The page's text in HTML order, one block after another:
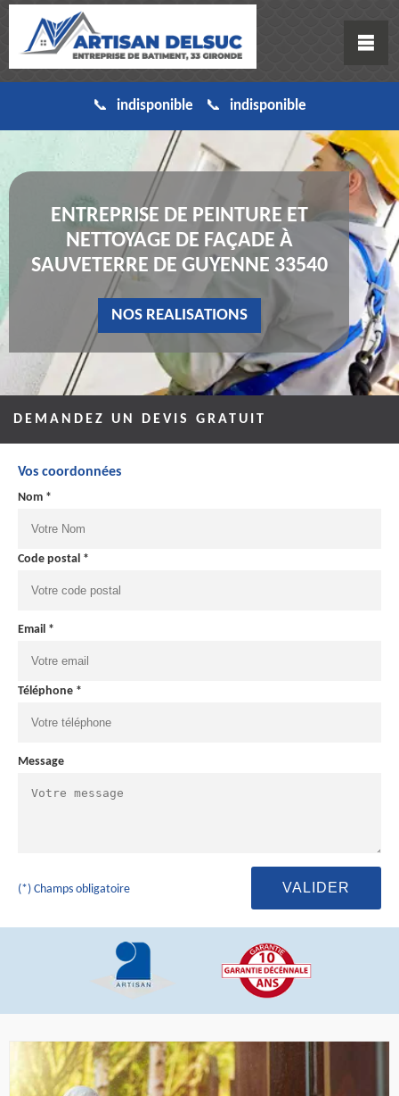
indisponible indisponible
ENTREPRISE DE PEINTURE ET
NETTOYAGE DE FAÇADE À
SAUVETERRE DE GUYENNE 33540
NOS REALISATIONS
DEMANDEZ UN DEVIS GRATUIT
Vos coordonnées
Nom *
Code postal *
Email *
Téléphone *
Message
(*) Champs obligatoire